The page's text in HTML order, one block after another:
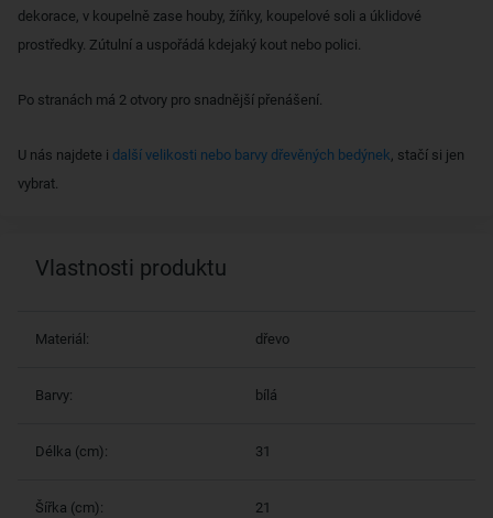
dekorace, v koupelně zase houby, žíňky, koupelové soli a úklidové
prostředky. Zútulní a uspořádá kdejaký kout nebo polici.
Po stranách má 2 otvory pro snadnější přenášení.
U nás najdete i další velikosti nebo barvy dřevěných bedýnek, stačí si jen
vybrat.
Vlastnosti produktu
Materiál: dřevo
Barvy: bílá
Délka (cm): 31
Šířka (cm): 21